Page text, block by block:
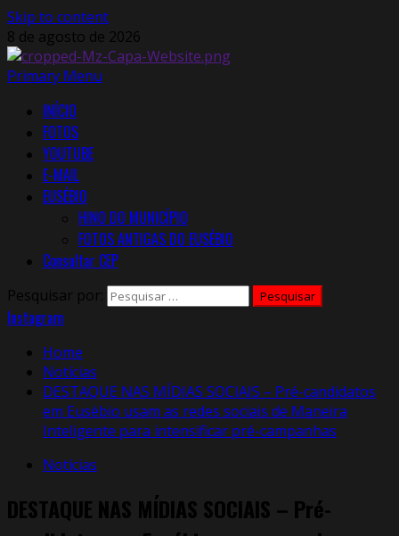
Skip to content
8 de agosto de 2026
Primary Menu
INÍCIO
FOTOS
YOUTUBE
E-MAIL
EUSÉBIO
HINO DO MUNICÍPIO
FOTOS ANTIGAS DO EUSÉBIO
Consultar CEP
Pesquisar por:
Instagram
Home
Notícias
DESTAQUE NAS MÍDIAS SOCIAIS – Pré-candidatos
em Eusébio usam as redes sociais de Maneira
Inteligente para intensificar pré-campanhas
Notícias
DESTAQUE NAS MÍDIAS SOCIAIS – Pré-